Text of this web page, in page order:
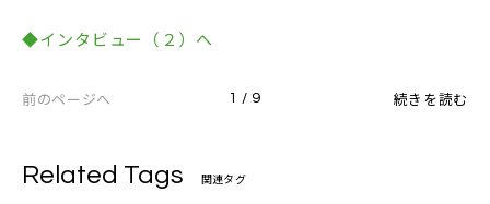
◆インタビュー（２）へ
前のページへ 1 / 9 続きを読む
Related Tags 関連タグ